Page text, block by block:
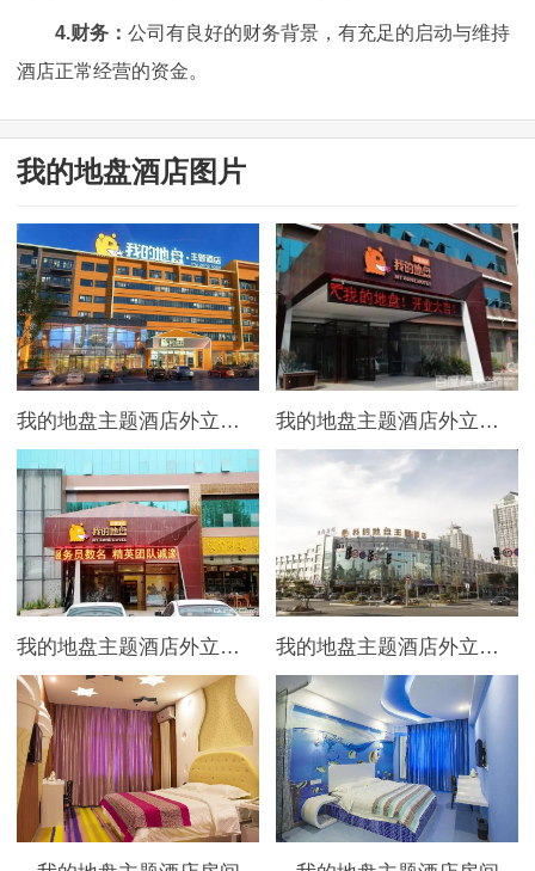
4.财务： 公司有良好的财务背景，有充足的启动与维持
酒店正常经营的资金。
我的地盘酒店图片
我的地盘主题酒店外立面图 我的地盘主题酒店外立面图
我的地盘主题酒店外立面图 我的地盘主题酒店外立面图